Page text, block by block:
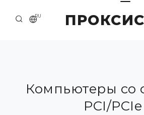
RU
О КОМПАНИИ
ПРИМЕРЫ И РЕШЕНИЯ
Компьютеры со
PCI/PCIe